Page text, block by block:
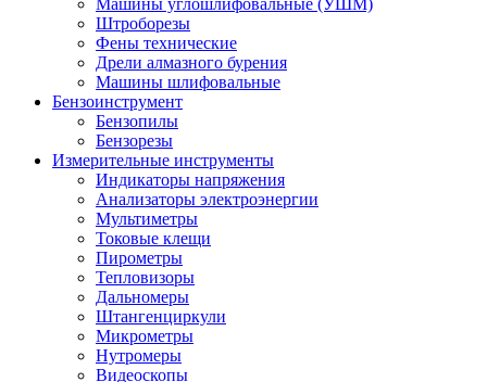
Штроборезы
Фены технические
Дрели алмазного бурения
Машины шлифовальные
Бензоинструмент
Бензопилы
Бензорезы
Измерительные инструменты
Индикаторы напряжения
Анализаторы электроэнергии
Мультиметры
Токовые клещи
Пирометры
Тепловизоры
Дальномеры
Штангенциркули
Микрометры
Нутромеры
Видеоскопы